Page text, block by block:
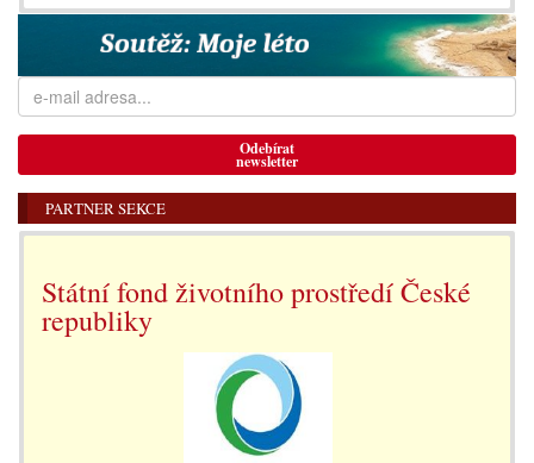
Odebírat
newsletter
PARTNER SEKCE
Státní fond životního prostředí České
republiky